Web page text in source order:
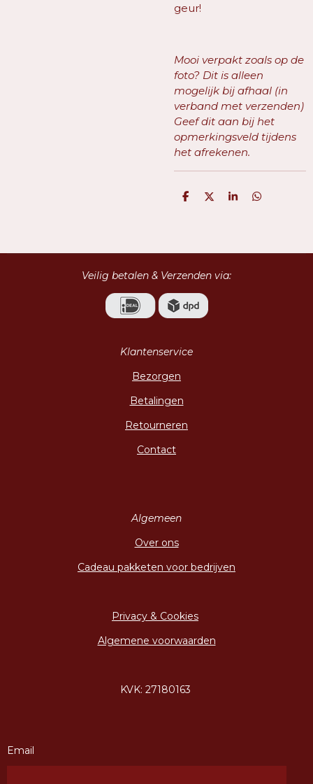
geur!
Mooi verpakt zoals op de
foto? Dit is alleen
mogelijk bij afhaal (in
verband met verzenden)
Geef dit aan bij het
opmerkingsveld tijdens
het afrekenen.
D
D
S
D
Veilig betalen & Verzenden via:
Klantenservice
Bezorgen
Betalingen
Retourneren
Contact
Algemeen
Over ons
Cadeau pakketen voor bedrijven
Privacy & Cookies
Algemene voorwaarden
KVK: 27180163
Email